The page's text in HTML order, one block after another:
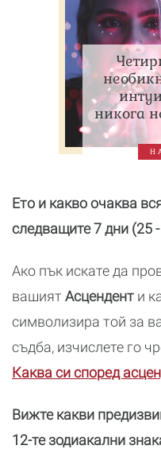
никога
Ето и какво очаква
следващите 7 дни (25
Ако пък искате да
вашият Асцендент и
символизира той за
съдба, изчислете го
Каква си според
Вижте какви
12-те зодиакални